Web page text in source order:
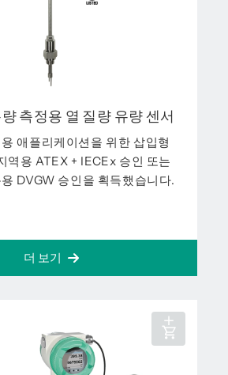
측정용 열 질량 유량 센서
애플리케이션을 위한 삽입형
역용 ATEX + IECEx 승인 또는
DVGW 승인을 획득했습니다.
더 보기